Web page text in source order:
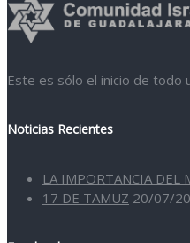
Este es sólo el inicio de todo
Noticias Recientes
LA IMPORTANCIA DEL
17 DE TAMUZ 20/07/